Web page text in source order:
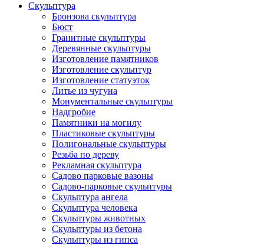
Скульптура
Бронзова скульптура
Бюст
Гранитные скульптуры
Деревянные скульптуры
Изготовление памятников
Изготовление скульптур
Изготовление статуэток
Литье из чугуна
Монументальные скульптуры
Надгробие
Памятники на могилу
Пластиковые скульптуры
Полигональные скульптуры
Резьба по дереву
Рекламная скульптура
Садово парковые вазоны
Садово-парковые скульптуры
Скульптура ангела
Скульптура человека
Скульптуры животных
Скульптуры из бетона
Скульптуры из гипса